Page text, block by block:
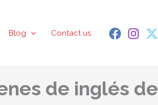
Blog Contact us
de inglés de